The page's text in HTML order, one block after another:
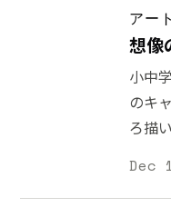
てい
ます
イナ
した
(450
思議
来る
Fractals
ある
W.Hart
クタ
アート
想像
小中
のキ
ろ描
地図
膨ら
Dec